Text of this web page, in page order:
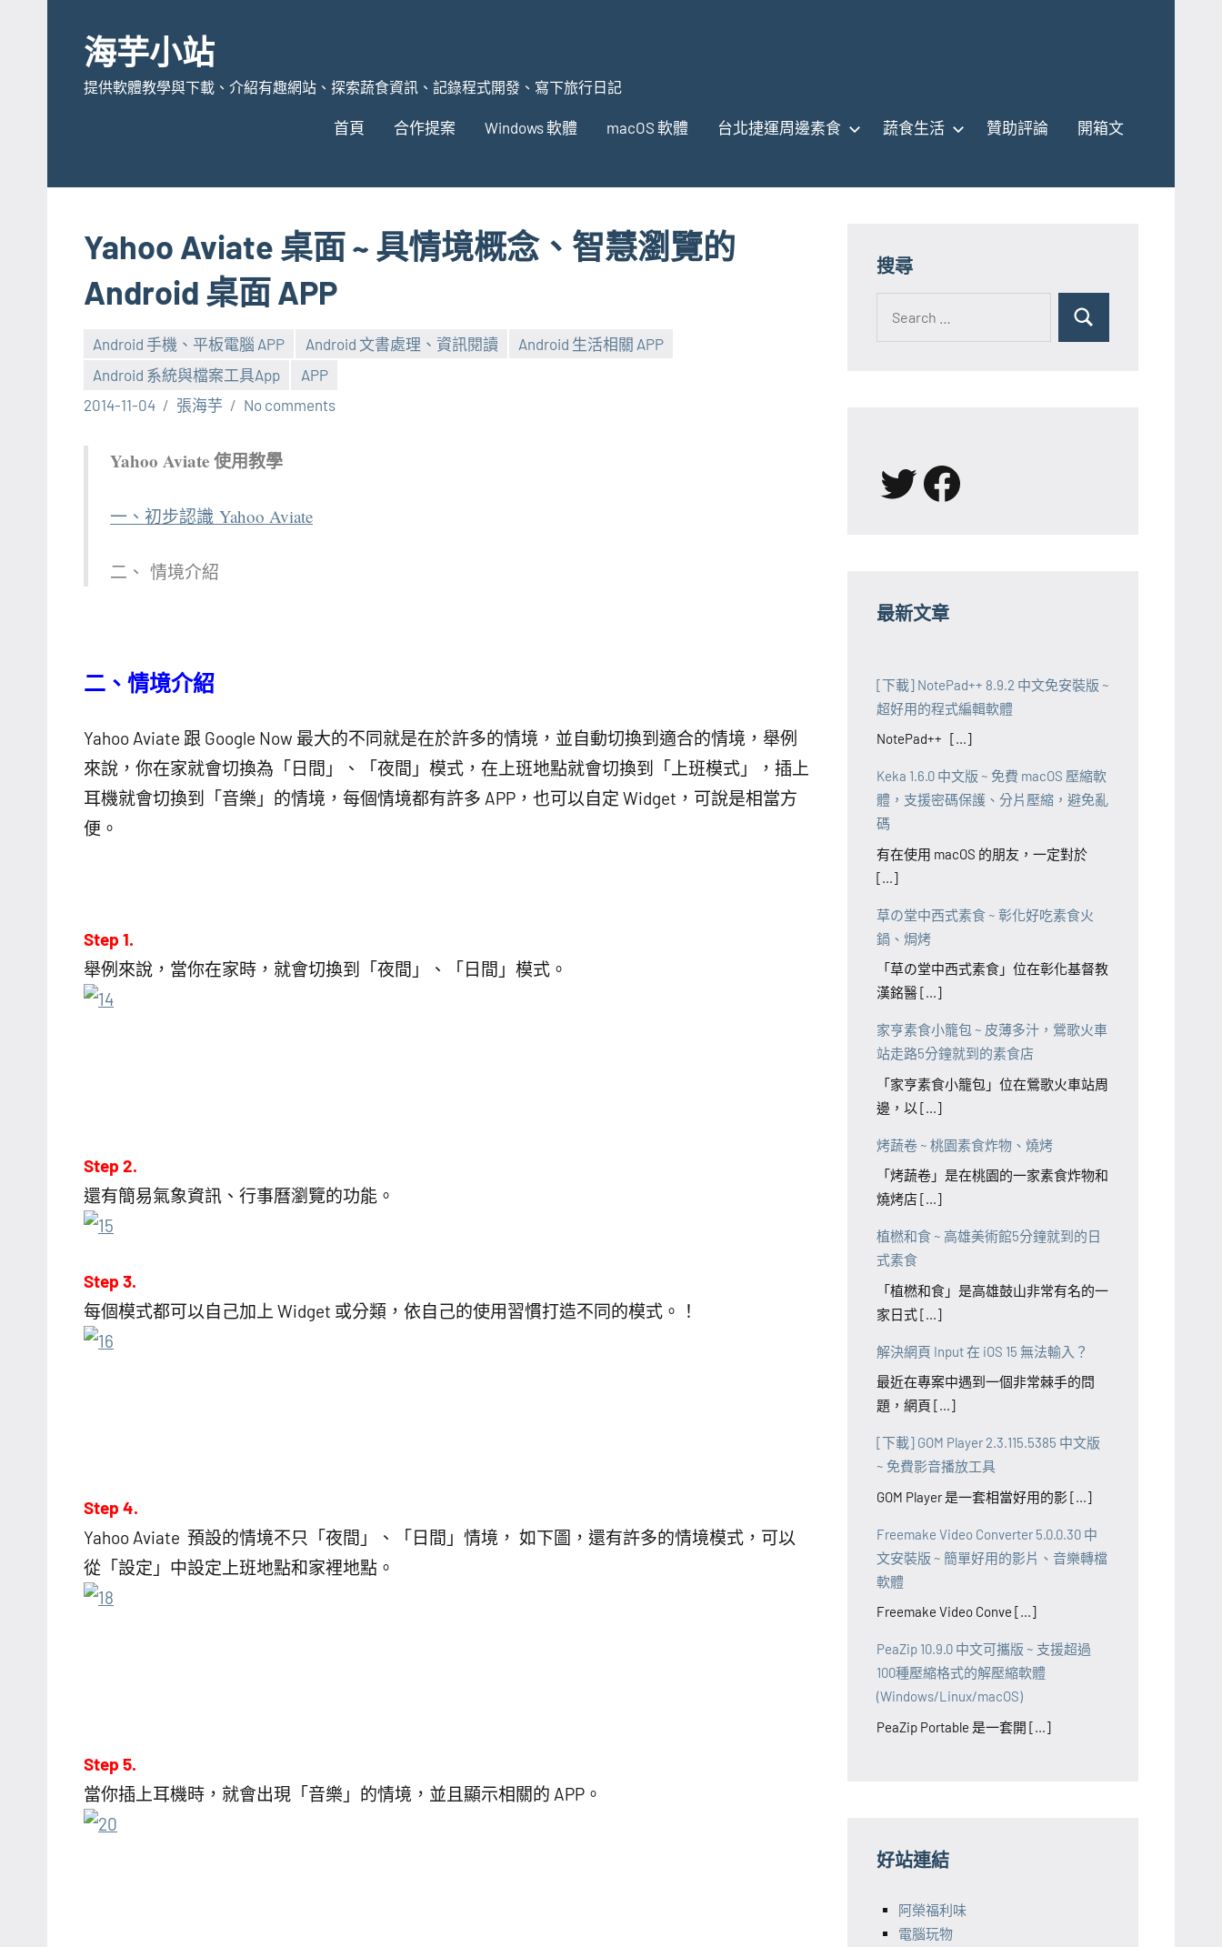
content海芋小站
提供軟體教學與下載、介紹有趣網站、探索蔬食資訊、記錄程式開發、寫下旅行日記
首頁 合作提案 Windows 軟體 macOS 軟體 台北捷運周邊素食 蔬食生活 贊助評論 開箱文
Yahoo Aviate 桌面 ~ 具情境概念、智慧瀏覽的
Android 桌面 APP
Android 手機、平板電腦 APP Android 文書處理、資訊閱讀
Android 生活相關 APP
Android 系統與檔案工具App
APP
2014-11-04
張海芋 No comments
Yahoo Aviate 使用教學
一、初步認識 Yahoo Aviate
二、 情境介紹
二、情境介紹
Yahoo Aviate 跟 Google Now 最大的不同就是在於許多的情境，並自動切換到適合的情境，舉例
來說，你在家就會切換為「日間」、「夜間」模式，在上班地點就會切換到「上班模式」，插上
耳機就會切換到「音樂」的情境，每個情境都有許多 APP，也可以自定 Widget，可說是相當方
便。
Step 1.
舉例來說，當你在家時，就會切換到「夜間」、「日間」模式。
Step 2.
還有簡易氣象資訊、行事曆瀏覽的功能。
Step 3.
每個模式都可以自己加上 Widget 或分類，依自己的使用習慣打造不同的模式。！
Step 4.
Yahoo Aviate 預設的情境不只「夜間」、「日間」情境， 如下圖，還有許多的情境模式，可以
從「設定」中設定上班地點和家裡地點。
Step 5.
當你插上耳機時，就會出現「音樂」的情境，並且顯示相關的 APP。
搜尋
for:
Search
X Facebook
最新文章
[下載] NotePad++ 8.9.2 中文免安裝版 ~
超好用的程式編輯軟體
NotePad++ [...]
Keka 1.6.0 中文版 ~ 免費 macOS 壓縮軟
體，支援密碼保護、分片壓縮，避免亂
碼
有在使用 macOS 的朋友，一定對於
[...]
草の堂中西式素食 ~ 彰化好吃素食火
鍋、焗烤
「草の堂中西式素食」位在彰化基督教
漢銘醫 [...]
家亨素食小籠包 ~ 皮薄多汁，鶯歌火車
站走路5分鐘就到的素食店
「家亨素食小籠包」位在鶯歌火車站周
邊，以 [...]
烤蔬卷 ~ 桃園素食炸物、燒烤
「烤蔬卷」是在桃園的一家素食炸物和
燒烤店 [...]
植橪和食 ~ 高雄美術館5分鐘就到的日
式素食
「植橪和食」是高雄鼓山非常有名的一
家日式 [...]
解決網頁 Input 在 iOS 15 無法輸入？
最近在專案中遇到一個非常棘手的問
題，網頁 [...]
[下載] GOM Player 2.3.115.5385 中文版
~ 免費影音播放工具
GOM Player 是一套相當好用的影 [...]
Freemake Video Converter 5.0.0.30 中
文安裝版 ~ 簡單好用的影片、音樂轉檔
軟體
Freemake Video Conve [...]
PeaZip 10.9.0 中文可攜版 ~ 支援超過
100種壓縮格式的解壓縮軟體
(Windows/Linux/macOS)
PeaZip Portable 是一套開 [...]
好站連結
阿榮福利味
電腦玩物